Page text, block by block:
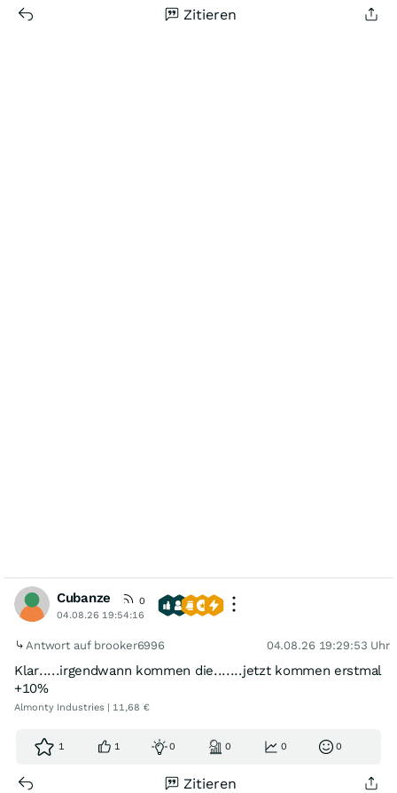
Zitieren
Cubanze
0
04.08.26 19:54:16
Antwort auf brooker6996 04.08.26 19:29:53 Uhr
Klar.....irgendwann kommen die.......jetzt kommen erstmal
+10%
Almonty Industries | 11,68 €
1 1 0 0 0 0
Zitieren